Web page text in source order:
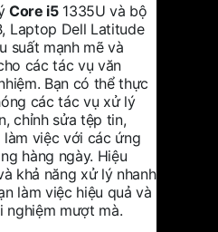
Core i51335U và bộ
Laptop Dell Latitude
suất mạnh mẽ và
các tác vụ văn
Bạn có thể thực
các tác vụ xử lý
chỉnh sửa tệp tin,
việc với các ứng
hàng ngày. Hiệu
khả năng xử lý nhanh
làm việc hiệu quả và
nghiệm mượt mà.